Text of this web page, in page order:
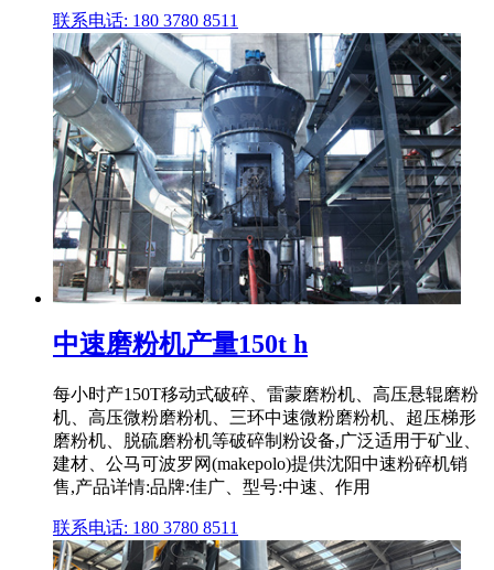
联系电话: 180 3780 8511
中速磨粉机产量150t h
每小时产150T移动式破碎、雷蒙磨粉机、高压悬辊磨粉
机、高压微粉磨粉机、三环中速微粉磨粉机、超压梯形
磨粉机、脱硫磨粉机等破碎制粉设备,广泛适用于矿业、
建材、公马可波罗网(makepolo)提供沈阳中速粉碎机销
售,产品详情:品牌:佳广、型号:中速、作用
联系电话: 180 3780 8511